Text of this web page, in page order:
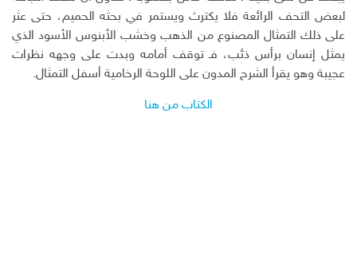
لبعض التحف الرائعة فلا يكترث ويستمر في بحثه الحميم، حتى عثر
على ذلك التمثال المصنوع من الذهب وخشب الأبنوس الأسود الذي
يمثل إنسان برأس ذئب، فـ توقف أمامه وبدت على وجهه نظرات
عجيبة وهو يقرأ الشرح المدون على اللوحة الرخامية أسفل التمثال.
الكتاب من هنا